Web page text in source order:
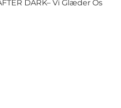
DARK– Vi Glæder Os